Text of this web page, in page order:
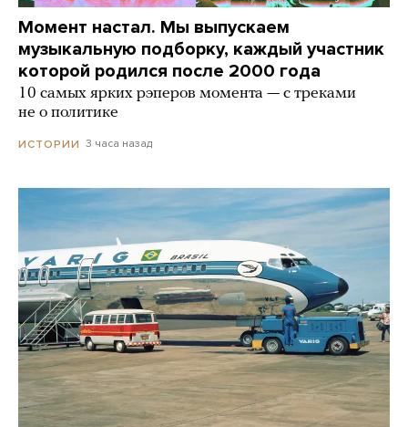
Момент настал. Мы выпускаем
музыкальную подборку, каждый участник
которой родился после 2000 года
10 самых ярких рэперов момента — с треками
не о политике
ИСТОРИИ 3 часа назад